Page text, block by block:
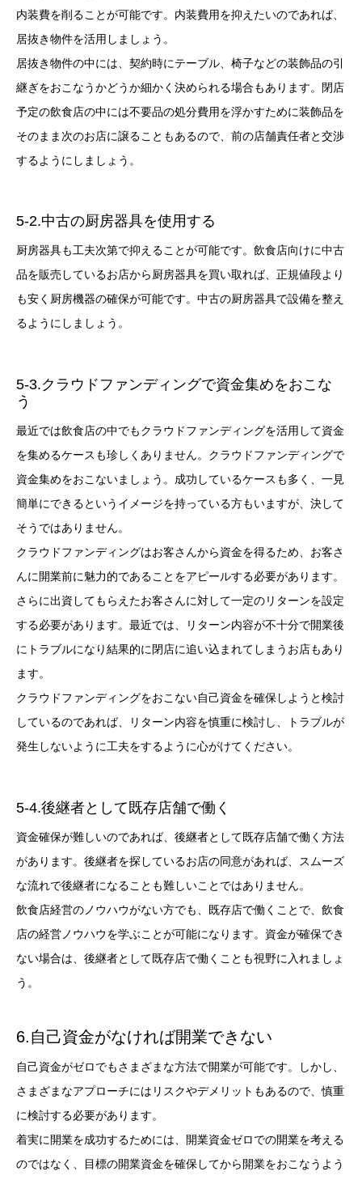
内装費を削ることが可能です。内装費用を抑えたいのであれば、
居抜き物件を活用しましょう。
居抜き物件の中には、契約時にテーブル、椅子などの装飾品の引
継ぎをおこなうかどうか細かく決められる場合もあります。閉店
予定の飲食店の中には不要品の処分費用を浮かすために装飾品を
そのまま次のお店に譲ることもあるので、前の店舗責任者と交渉
するようにしましょう。
5-2.中古の厨房器具を使用する
厨房器具も工夫次第で抑えることが可能です。飲食店向けに中古
品を販売しているお店から厨房器具を買い取れば、正規値段より
も安く厨房機器の確保が可能です。中古の厨房器具で設備を整え
るようにしましょう。
5-3.クラウドファンディングで資金集めをおこな
う
最近では飲食店の中でもクラウドファンディングを活用して資金
を集めるケースも珍しくありません。クラウドファンディングで
資金集めをおこないましょう。成功しているケースも多く、一見
簡単にできるというイメージを持っている方もいますが、決して
そうではありません。
クラウドファンディングはお客さんから資金を得るため、お客さ
んに開業前に魅力的であることをアピールする必要があります。
さらに出資してもらえたお客さんに対して一定のリターンを設定
する必要があります。最近では、リターン内容が不十分で開業後
にトラブルになり結果的に閉店に追い込まれてしまうお店もあり
ます。
クラウドファンディングをおこない自己資金を確保しようと検討
しているのであれば、リターン内容を慎重に検討し、トラブルが
発生しないように工夫をするように心がけてください。
5-4.後継者として既存店舗で働く
資金確保が難しいのであれば、後継者として既存店舗で働く方法
があります。後継者を探しているお店の同意があれば、スムーズ
な流れで後継者になることも難しいことではありません。
飲食店経営のノウハウがない方でも、既存店で働くことで、飲食
店の経営ノウハウを学ぶことが可能になります。資金が確保でき
ない場合は、後継者として既存店で働くことも視野に入れましょ
う。
6.自己資金がなければ開業できない
自己資金がゼロでもさまざまな方法で開業が可能です。しかし、
さまざまなアプローチにはリスクやデメリットもあるので、慎重
に検討する必要があります。
着実に開業を成功するためには、開業資金ゼロでの開業を考える
のではなく、目標の開業資金を確保してから開業をおこなうよう